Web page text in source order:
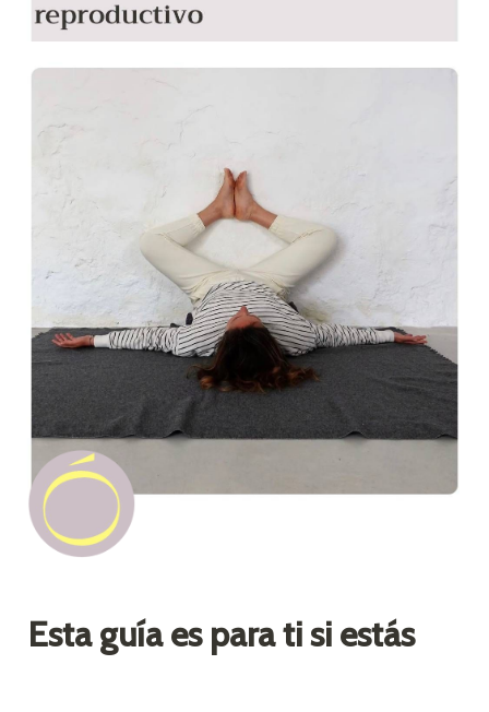
Esta guía es para ti si estás